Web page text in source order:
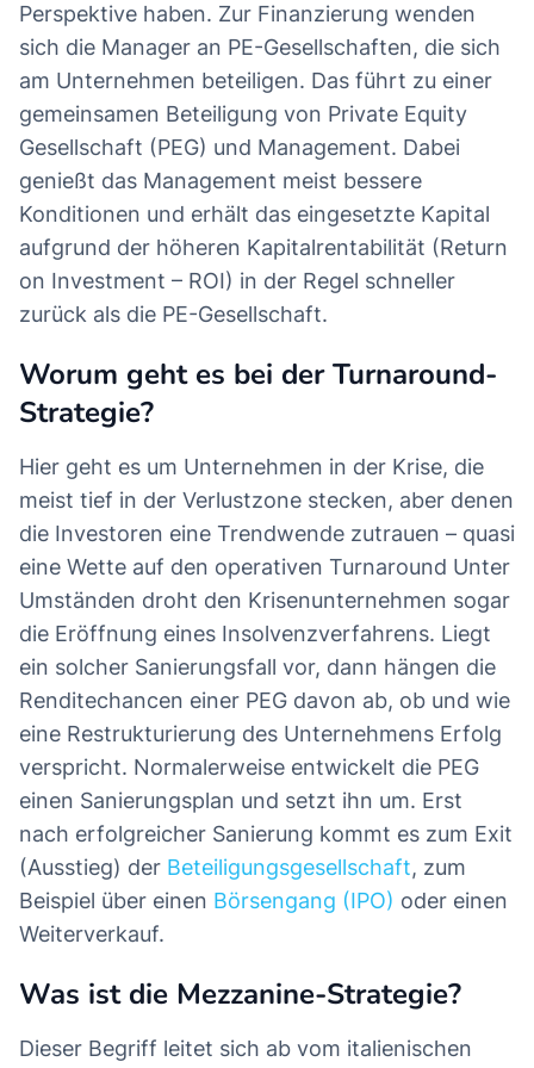
Perspektive haben. Zur Finanzierung wenden
sich die Manager an PE-Gesellschaften, die sich
am Unternehmen beteiligen. Das führt zu einer
gemeinsamen Beteiligung von Private Equity
Gesellschaft (PEG) und Management. Dabei
genießt das Management meist bessere
Konditionen und erhält das eingesetzte Kapital
aufgrund der höheren Kapitalrentabilität (Return
on Investment – ROI) in der Regel schneller
zurück als die PE-Gesellschaft.
Worum geht es bei der Turnaround-
Strategie?
Hier geht es um Unternehmen in der Krise, die
meist tief in der Verlustzone stecken, aber denen
die Investoren eine Trendwende zutrauen – quasi
eine Wette auf den operativen Turnaround Unter
Umständen droht den Krisenunternehmen sogar
die Eröffnung eines Insolvenzverfahrens. Liegt
ein solcher Sanierungsfall vor, dann hängen die
Renditechancen einer PEG davon ab, ob und wie
eine Restrukturierung des Unternehmens Erfolg
verspricht. Normalerweise entwickelt die PEG
einen Sanierungsplan und setzt ihn um. Erst
nach erfolgreicher Sanierung kommt es zum Exit
(Ausstieg) der Beteiligungsgesellschaft, zum
Beispiel über einen Börsengang (IPO) oder einen
Weiterverkauf.
Was ist die Mezzanine-Strategie?
Dieser Begriff leitet sich ab vom italienischen